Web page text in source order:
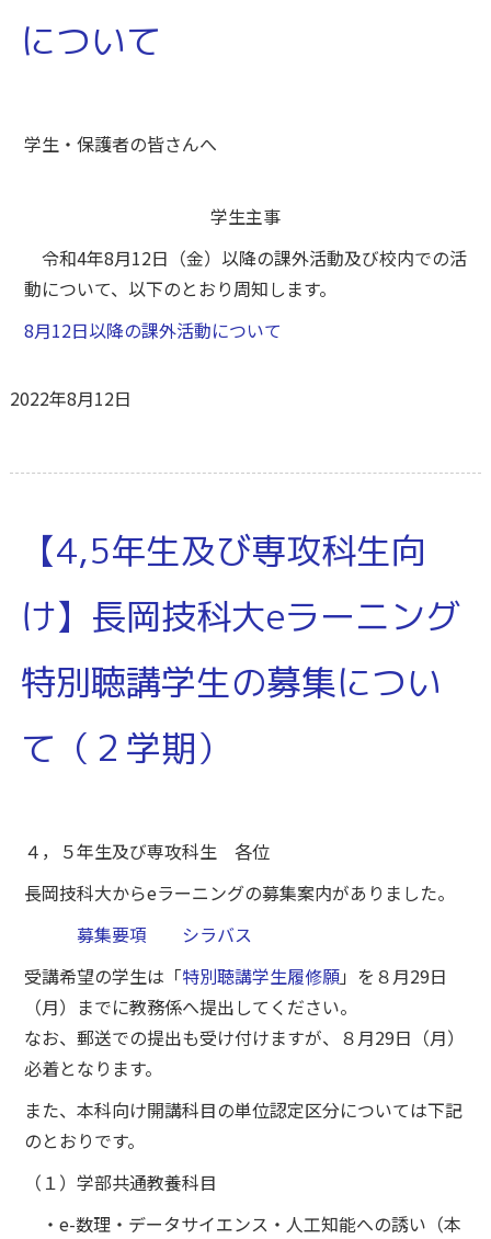
について
学生・保護者の皆さんへ
学生主事
令和4年8月12日（金）以降の課外活動及び校内での活
動について、以下のとおり周知します。
8月12日以降の課外活動について
2022年8月12日
【4,5年生及び専攻科生向
け】長岡技科大eラーニング
特別聴講学生の募集につい
て（２学期）
４，５年生及び専攻科生 各位
長岡技科大からeラーニングの募集案内がありました。
募集要項
シラバス
受講希望の学生は「特別聴講学生履修願」を８月29日
（月）までに教務係へ提出してください。
なお、郵送での提出も受け付けますが、８月29日（月）
必着となります。
また、本科向け開講科目の単位認定区分については下記
のとおりです。
（１）学部共通教養科目
・e-数理・データサイエンス・人工知能への誘い（本